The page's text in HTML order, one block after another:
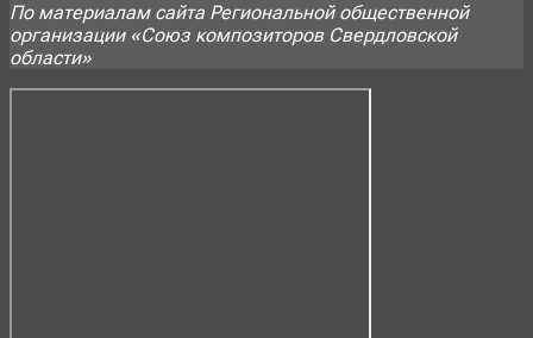
По материалам сайта Региональной общественной
организации «Союз композиторов Свердловской
области»